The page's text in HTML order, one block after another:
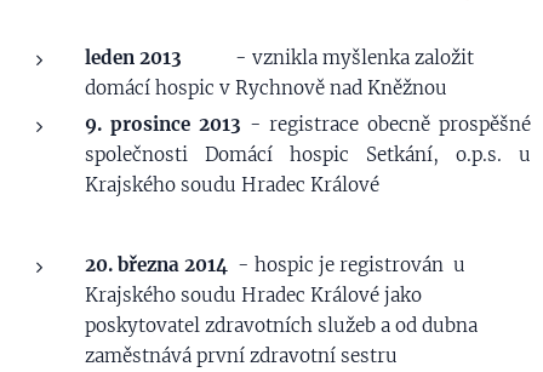
leden 2013
- vznikla myšlenka založit
domácí hospic v Rychnově nad Kněžnou
9. prosince 2013 - registrace obecně prospěšné
společnosti Domácí hospic Setkání, o.p.s. u
Krajského soudu Hradec Králové
20. března 2014 - hospic je registrován u
Krajského soudu Hradec Králové jako
poskytovatel zdravotních služeb a od dubna
zaměstnává první zdravotní sestru